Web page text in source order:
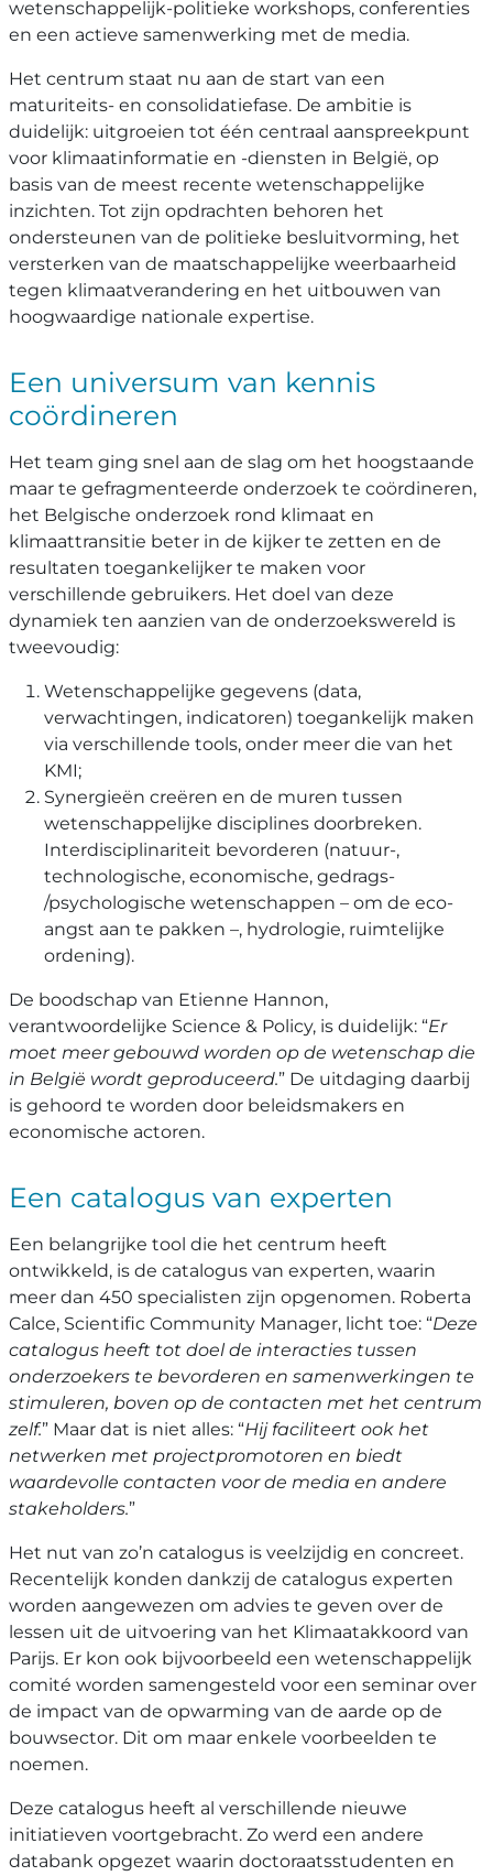
wetenschappelijk-politieke workshops, conferenties
en een actieve samenwerking met de media.
Het centrum staat nu aan de start van een
maturiteits- en consolidatiefase. De ambitie is
duidelijk: uitgroeien tot één centraal aanspreekpunt
voor klimaatinformatie en -diensten in België, op
basis van de meest recente wetenschappelijke
inzichten. Tot zijn opdrachten behoren het
ondersteunen van de politieke besluitvorming, het
versterken van de maatschappelijke weerbaarheid
tegen klimaatverandering en het uitbouwen van
hoogwaardige nationale expertise.
Een universum van kennis
coördineren
Het team ging snel aan de slag om het hoogstaande
maar te gefragmenteerde onderzoek te coördineren,
het Belgische onderzoek rond klimaat en
klimaattransitie beter in de kijker te zetten en de
resultaten toegankelijker te maken voor
verschillende gebruikers. Het doel van deze
dynamiek ten aanzien van de onderzoekswereld is
tweevoudig:
Wetenschappelijke gegevens (data,
verwachtingen, indicatoren) toegankelijk maken
via verschillende tools, onder meer die van het
KMI;
Synergieën creëren en de muren tussen
wetenschappelijke disciplines doorbreken.
Interdisciplinariteit bevorderen (natuur-,
technologische, economische, gedrags-
/psychologische wetenschappen – om de eco-
angst aan te pakken –, hydrologie, ruimtelijke
ordening).
De boodschap van Etienne Hannon,
verantwoordelijke Science & Policy, is duidelijk: “Er
moet meer gebouwd worden op de wetenschap die
in België wordt geproduceerd.” De uitdaging daarbij
is gehoord te worden door beleidsmakers en
economische actoren.
Een catalogus van experten
Een belangrijke tool die het centrum heeft
ontwikkeld, is de catalogus van experten, waarin
meer dan 450 specialisten zijn opgenomen. Roberta
Calce, Scientific Community Manager, licht toe: “Deze
catalogus heeft tot doel de interacties tussen
onderzoekers te bevorderen en samenwerkingen te
stimuleren, boven op de contacten met het centrum
zelf.” Maar dat is niet alles: “Hij faciliteert ook het
netwerken met projectpromotoren en biedt
waardevolle contacten voor de media en andere
stakeholders.”
Het nut van zo’n catalogus is veelzijdig en concreet.
Recentelijk konden dankzij de catalogus experten
worden aangewezen om advies te geven over de
lessen uit de uitvoering van het Klimaatakkoord van
Parijs. Er kon ook bijvoorbeeld een wetenschappelijk
comité worden samengesteld voor een seminar over
de impact van de opwarming van de aarde op de
bouwsector. Dit om maar enkele voorbeelden te
noemen.
Deze catalogus heeft al verschillende nieuwe
initiatieven voortgebracht. Zo werd een andere
databank opgezet waarin doctoraatsstudenten en